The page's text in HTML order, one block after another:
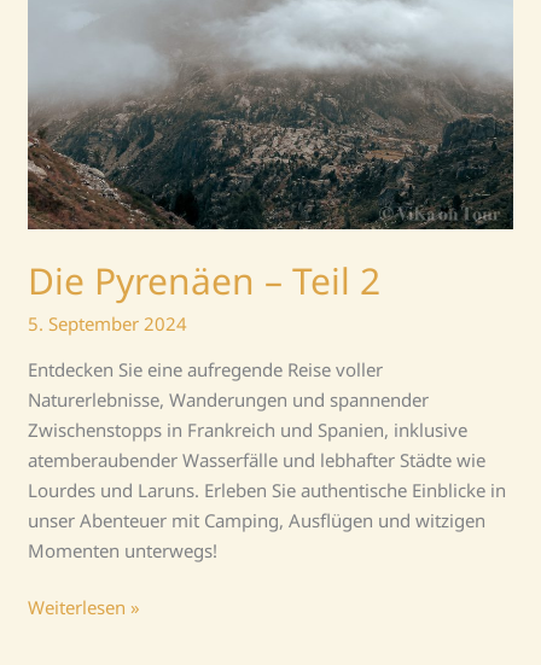
Die Pyrenäen – Teil 2
5. September 2024
Entdecken Sie eine aufregende Reise voller
Naturerlebnisse, Wanderungen und spannender
Zwischenstopps in Frankreich und Spanien, inklusive
atemberaubender Wasserfälle und lebhafter Städte wie
Lourdes und Laruns. Erleben Sie authentische Einblicke in
unser Abenteuer mit Camping, Ausflügen und witzigen
Momenten unterwegs!
Weiterlesen »